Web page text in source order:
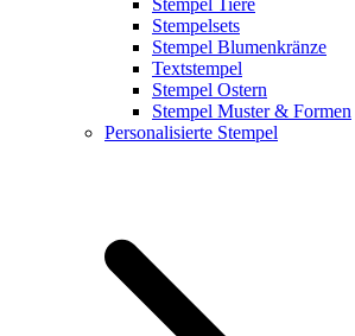
Stempel Tiere
Stempelsets
Stempel Blumenkränze
Textstempel
Stempel Ostern
Stempel Muster & Formen
Personalisierte Stempel